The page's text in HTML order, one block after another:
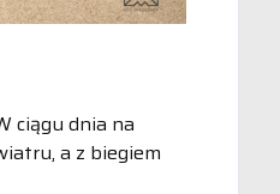
ciągu dnia na
a z biegiem